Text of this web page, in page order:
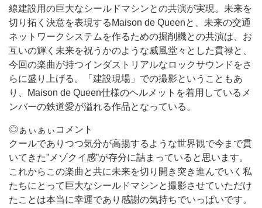
線建設用の巨大なシールドマシンとの共演が実現。未来を
切り拓く決意を表現するMaison de Queenと、未来の交通
ネットワークシステムを作るための掘削機との共演は、お
互いの輝く未来を祝うかのような威風堂々とした貫禄と、
今回の楽曲が持つインダストリアルなロックサウンドをさ
らに盛り上げる。「建設現場」での撮影ということもあ
り、Maison de Queen仕様のヘルメットを着用しているメ
ンバーの鉄道愛が溢れる作品となっている。
◎ぁぃぁぃコメント
クールでありつつ気分が高揚するような世界観で今まで貫
いてきた”メゾクイ感”が存分に詰まっていると思います。
これからこの楽曲と共に未来を切り開き突き進んでいく私
たちにとって巨大なシールドマシンと撮影させていただけ
たことは本当に幸運であり感謝の気持ちでいっぱいです。